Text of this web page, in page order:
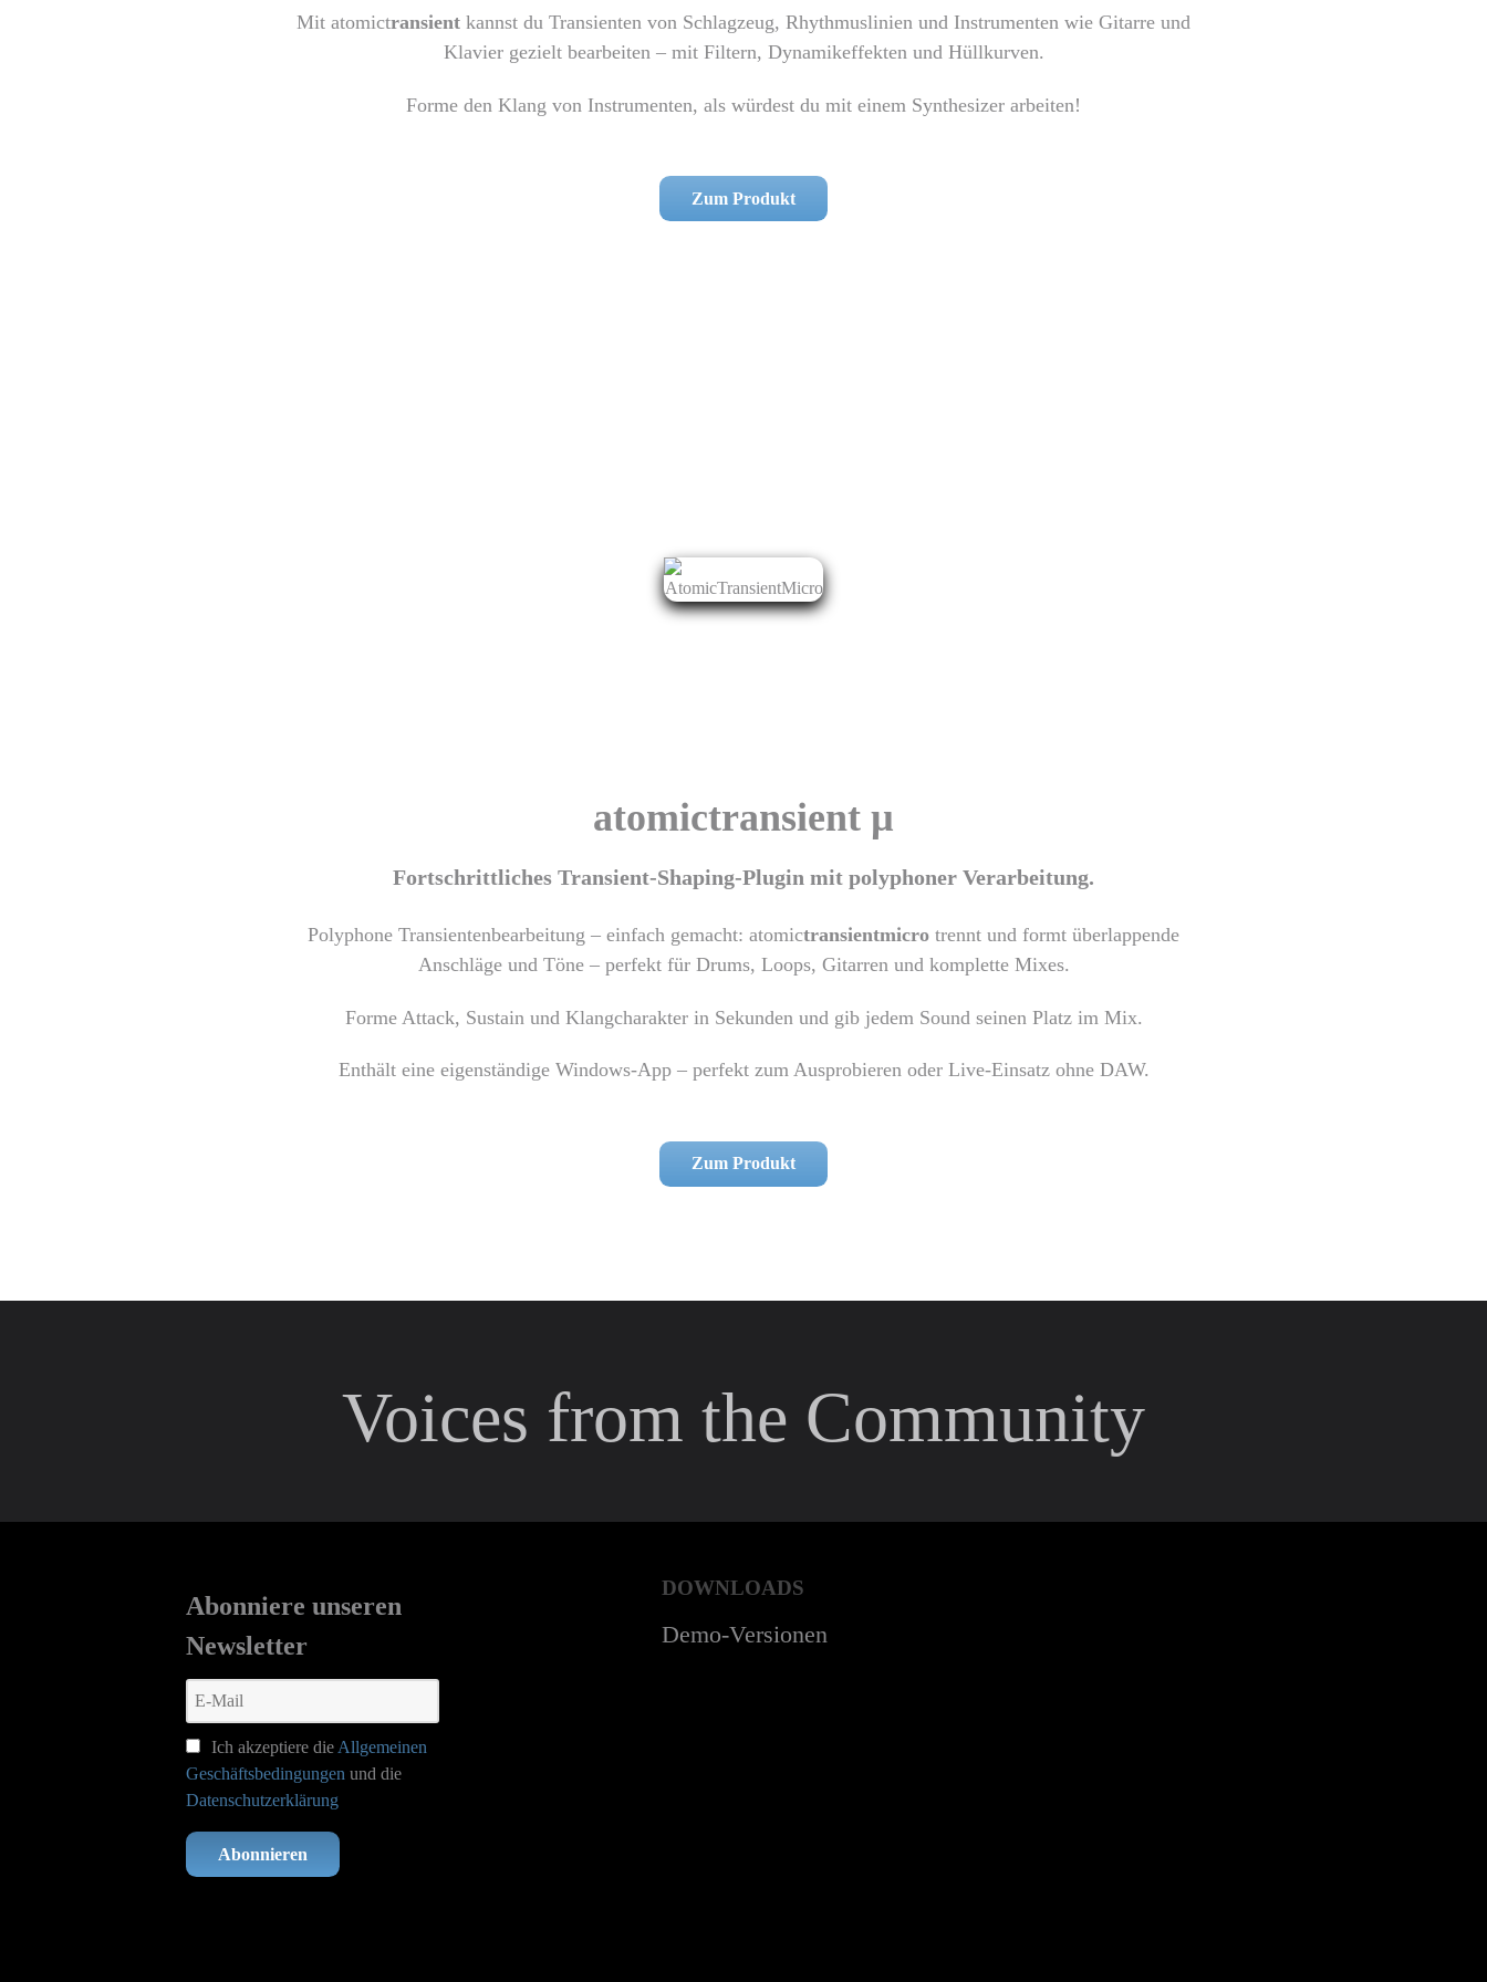
Mit atomictransient kannst du Transienten von Schlagzeug, Rhythmuslinien und Instrumenten wie Gitarre und
Klavier gezielt bearbeiten – mit Filtern, Dynamikeffekten und Hüllkurven.
Forme den Klang von Instrumenten, als würdest du mit einem Synthesizer arbeiten!
Zum Produkt
atomictransient µ
Fortschrittliches Transient-Shaping-Plugin mit polyphoner Verarbeitung.
Polyphone Transientenbearbeitung – einfach gemacht: atomictransientmicro trennt und formt überlappende
Anschläge und Töne – perfekt für Drums, Loops, Gitarren und komplette Mixes.
Forme Attack, Sustain und Klangcharakter in Sekunden und gib jedem Sound seinen Platz im Mix.
Enthält eine eigenständige Windows-App – perfekt zum Ausprobieren oder Live-Einsatz ohne DAW.
Zum Produkt
Voices from the Community
Abonniere unseren
Newsletter
Ich akzeptiere die Allgemeinen
Geschäftsbedingungen und die
Datenschutzerklärung
Abonnieren
DOWNLOADS
Demo-Versionen